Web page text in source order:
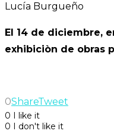
Lucía Burgueño
El 14 de diciembre,
exhibiciòn de obras
0ShareTweet
0 I like it
0 I don't like it